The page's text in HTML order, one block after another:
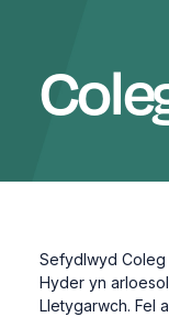
Sefydlwyd Coleg
Hyder yn
Lletygarwch. Fel